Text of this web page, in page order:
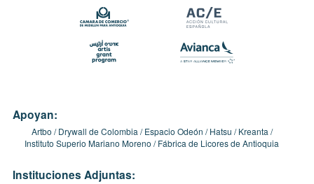
Apoyan:
Artbo Drywall de Colombia Espacio Odeón Hatsu
Kreanta
Instituto Superio Mariano Moreno
Fábrica de Licores de Antioquia
Instituciones Adjuntas: